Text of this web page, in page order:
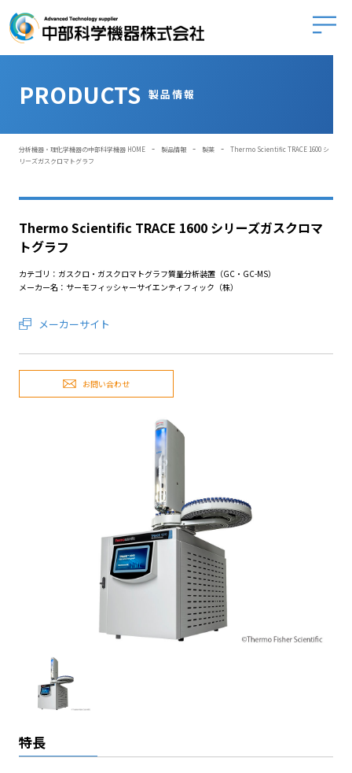
中部科
PRODUCTS 製品情報
分析機器・理化学機器の中部科学機器 HOME - 製品情報 - 製薬 -
Thermo Scientific TRACE 1600 シ
リーズガスクロマトグラフ
Thermo Scientific TRACE 1600 シリーズガスクロマ
トグラフ
カテゴリ：ガスクロ・ガスクロマトグラフ質量分析装置（GC・GC-MS）
メーカー名：サーモフィッシャーサイエンティフィック（株）
メーカーサイト
お問い合わせ
特長